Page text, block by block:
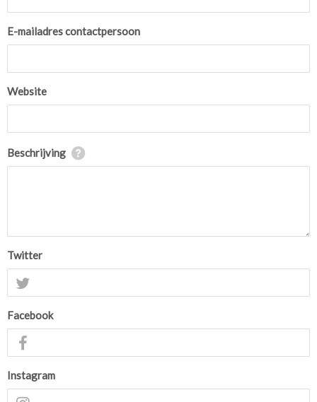
E-mailadres contactpersoon
Website
Beschrijving
Twitter
Facebook
Instagram